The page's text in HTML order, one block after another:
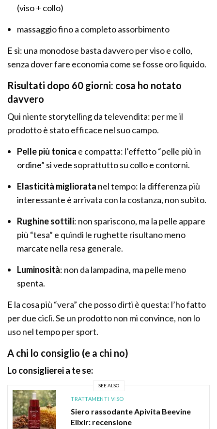
(viso + collo)
massaggio fino a completo assorbimento
E sì: una monodose basta davvero per viso e collo,
senza dover fare economia come se fosse oro liquido.
Risultati dopo 60 giorni: cosa ho notato
davvero
Qui niente storytelling da televendita: per me il
prodotto è stato efficace nel suo campo.
Pelle più tonica e compatta: l’effetto “pelle più in
ordine” si vede soprattutto su collo e contorni.
Elasticità migliorata nel tempo: la differenza più
interessante è arrivata con la costanza, non subito.
Rughine sottili: non spariscono, ma la pelle appare
più “tesa” e quindi le rughette risultano meno
marcate nella resa generale.
Luminosità: non da lampadina, ma pelle meno
spenta.
E la cosa più “vera” che posso dirti è questa: l’ho fatto
per due cicli. Se un prodotto non mi convince, non lo
uso nel tempo per sport.
A chi lo consiglio (e a chi no)
Lo consiglierei a te se:
SEE ALSO
TRATTAMENTI VISO
Siero rassodante Apivita Beevine
Elixir: recensione